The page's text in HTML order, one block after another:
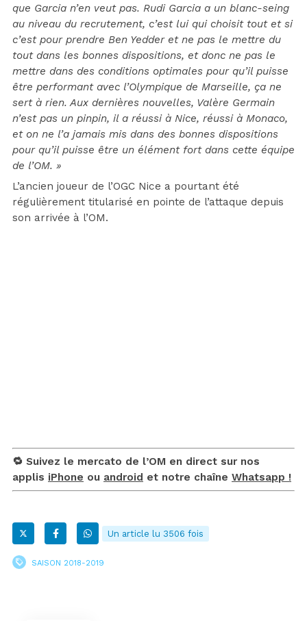
que Garcia n’en veut pas. Rudi Garcia a un blanc-seing
au niveau du recrutement, c’est lui qui choisit tout et si
c’est pour prendre Ben Yedder et ne pas le mettre du
tout dans les bonnes dispositions, et donc ne pas le
mettre dans des conditions optimales pour qu’il puisse
être performant avec l’Olympique de Marseille, ça ne
sert à rien. Aux dernières nouvelles, Valère Germain
n’est pas un pinpin, il a réussi à Nice, réussi à Monaco,
et on ne l’a jamais mis dans des bonnes dispositions
pour qu’il puisse être un élément fort dans cette équipe
de l’OM. »
L’ancien joueur de l’OGC Nice a pourtant été
régulièrement titularisé en pointe de l’attaque depuis
son arrivée à l’OM.
🔁 Suivez le mercato de l’OM en direct sur nos
applis iPhone ou android et notre chaîne Whatsapp !
Un article lu 3506 fois
SAISON 2018-2019